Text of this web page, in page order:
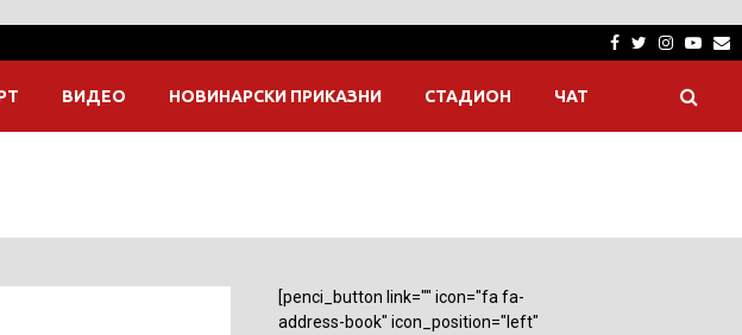
Facebook
Twitter
ВИДЕО НОВИНАРСКИ ПРИКАЗНИ СТАДИОН ЧАТ
[penci_button link="" icon="fa fa-
address-book" icon_position="left"